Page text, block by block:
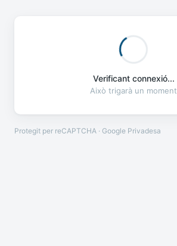
Verificant connexió...
Això trigarà un moment
Protegit per reCAPTCHA · Google Privadesa